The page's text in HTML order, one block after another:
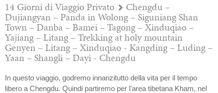
14 Giorni di Viaggio Privato Chengdu –
Dujiangyan – Panda in Wolong – Siguniang Shan
Town – Danba – Bamei – Tagong – Xinduqiao –
Yajiang – Litang – Trekking at holy mountain
Genyen – Litang – Xinduqiao - Kangding – Luding –
Yaan – Shangli – Dayi - Chengdu
In questo viaggio, godremo innanzitutto della vita per il tempo
libero a Chengdu. Quindi partiremo per l'area tibetana Kham, nel